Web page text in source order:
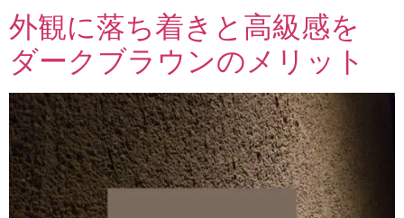
外観に落ち着きと高級感を
ダークブラウンのメリット